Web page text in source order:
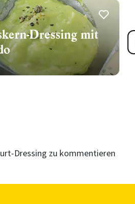
Dressing mit
Dressing zu kommentieren